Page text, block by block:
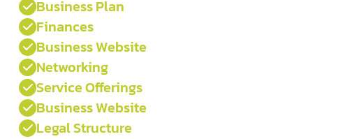
 Business Plan
 Finances
 Business Website
 Networking
 Service Offerings
 Business Website
 Legal Structure